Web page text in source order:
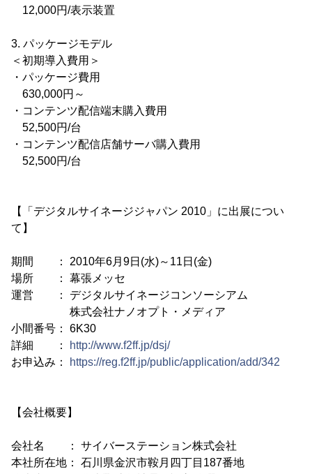
12,000円/表示装置
3. パッケージモデル
＜初期導入費用＞
・パッケージ費用
630,000円～
・コンテンツ配信端末購入費用
52,500円/台
・コンテンツ配信店舗サーバ購入費用
52,500円/台
【「デジタルサイネージジャパン 2010」に出展につい
て】
期間 ： 2010年6月9日(水)～11日(金)
場所 ： 幕張メッセ
運営 ： デジタルサイネージコンソーシアム
株式会社ナノオプト・メディア
小間番号： 6K30
詳細 ：
http://www.f2ff.jp/dsj/
お申込み：
https://reg.f2ff.jp/public/application/add/342
【会社概要】
会社名 ： サイバーステーション株式会社
本社所在地： 石川県金沢市鞍月四丁目187番地